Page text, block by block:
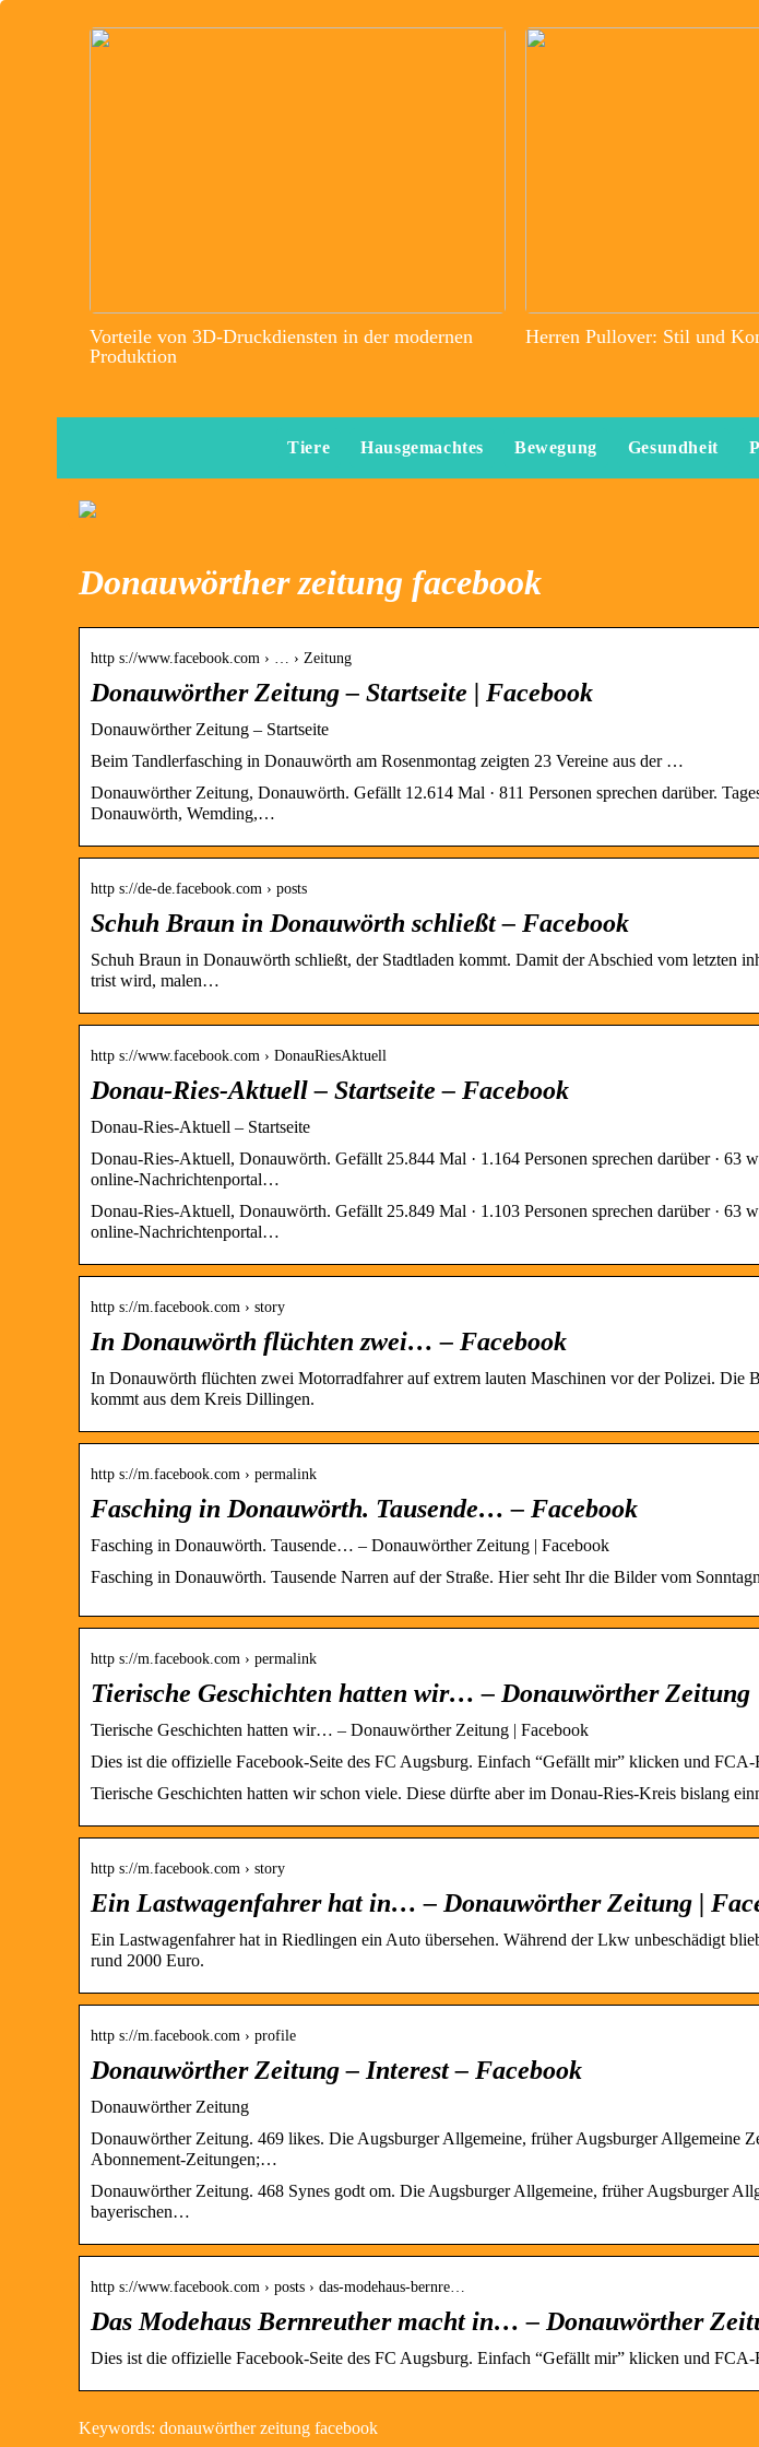
Vorteile von 3D-Druckdiensten in der modernen
Produktion
Herren Pullover: Stil und
Tiere Hausgemachtes Bewegung Gesundheit
Donauwörther zeitung facebook
http s://www.facebook.com › … › Zeitung
Donauwörther Zeitung – Startseite | Facebook
Donauwörther Zeitung – Startseite
Beim Tandlerfasching in Donauwörth am Rosenmontag zeigten 23 Vereine aus der …
Donauwörther Zeitung, Donauwörth. Gefällt 12.614 Mal · 811 Personen sprechen darüber.
Donauwörth, Wemding,…
http s://de-de.facebook.com › posts
Schuh Braun in Donauwörth schließt – Facebook
Schuh Braun in Donauwörth schließt, der Stadtladen kommt. Damit der Abschied vom letzten
trist wird, malen…
http s://www.facebook.com › DonauRiesAktuell
Donau-Ries-Aktuell – Startseite – Facebook
Donau-Ries-Aktuell – Startseite
Donau-Ries-Aktuell, Donauwörth. Gefällt 25.844 Mal · 1.164 Personen sprechen darüber · 63
online-Nachrichtenportal…
Donau-Ries-Aktuell, Donauwörth. Gefällt 25.849 Mal · 1.103 Personen sprechen darüber · 63
online-Nachrichtenportal…
http s://m.facebook.com › story
In Donauwörth flüchten zwei… – Facebook
In Donauwörth flüchten zwei Motorradfahrer auf extrem lauten Maschinen vor der Polizei. Die
kommt aus dem Kreis Dillingen.
http s://m.facebook.com › permalink
Fasching in Donauwörth. Tausende… – Facebook
Fasching in Donauwörth. Tausende… – Donauwörther Zeitung | Facebook
Fasching in Donauwörth. Tausende Narren auf der Straße. Hier seht Ihr die Bilder vom
http s://m.facebook.com › permalink
Tierische Geschichten hatten wir… – Donauwörther Zeitung
Tierische Geschichten hatten wir… – Donauwörther Zeitung | Facebook
Dies ist die offizielle Facebook-Seite des FC Augsburg. Einfach “Gefällt mir” klicken und
Tierische Geschichten hatten wir schon viele. Diese dürfte aber im Donau-Ries-Kreis bislang
http s://m.facebook.com › story
Ein Lastwagenfahrer hat in… – Donauwörther Zeitung |
Ein Lastwagenfahrer hat in Riedlingen ein Auto übersehen. Während der Lkw unbeschädigt
rund 2000 Euro.
http s://m.facebook.com › profile
Donauwörther Zeitung – Interest – Facebook
Donauwörther Zeitung
Donauwörther Zeitung. 469 likes. Die Augsburger Allgemeine, früher Augsburger Allgemeine
Abonnement-Zeitungen;…
Donauwörther Zeitung. 468 Synes godt om. Die Augsburger Allgemeine, früher Augsburger
bayerischen…
http s://www.facebook.com › posts › das-modehaus-bernre…
Das Modehaus Bernreuther macht in… – Donauwörther
Dies ist die offizielle Facebook-Seite des FC Augsburg. Einfach “Gefällt mir” klicken und
Keywords: donauwörther zeitung facebook